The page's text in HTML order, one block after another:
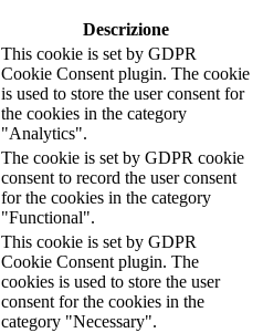
Descrizione
This cookie is set by GDPR
Cookie Consent plugin. The cookie
is used to store the user consent for
the cookies in the category
"Analytics".
The cookie is set by GDPR cookie
consent to record the user consent
for the cookies in the category
"Functional".
This cookie is set by GDPR
Cookie Consent plugin. The
cookies is used to store the user
consent for the cookies in the
category "Necessary".